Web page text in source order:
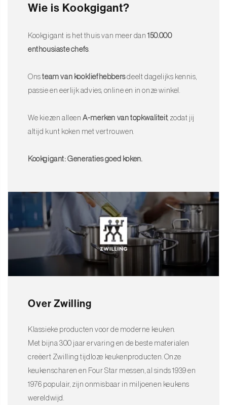
Wie is Kookgigant?
Kookgigant is het thuis van meer dan150.000
enthousiaste chefs.
Onsteam van kookliefhebbersdeelt dagelijks kennis,
passie en eerlijk advies, online en in onze winkel.
We kiezen alleenA-merken van topkwaliteit , zodat jij
altijd kunt koken met vertrouwen.
Kookgigant: Generaties goed koken.
Over Zwilling
Klassieke producten voor de moderne keuken.
Met bijna 300 jaar ervaring en de beste materialen
creëert Zwilling tijdloze keukenproducten. Onze
keukenscharen en Four Star messen, al sinds 1939 en
1976 populair, zijn onmisbaar in miljoenen keukens
wereldwijd.